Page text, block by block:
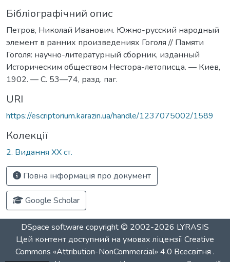
Бібліографічний опис
Петров, Николай Иванович. Южно-русский народный
элемент в ранних произведениях Гоголя // Памяти
Гоголя: научно-литературный сборник, изданный
Историческим обществом Нестора-летописца. — Киев,
1902. — С. 53—74, разд. паг.
URI
https://escriptorium.karazin.ua/handle/1237075002/1589
Колекції
2. Видання ХХ ст.
Повна інформація про документ
Google Scholar
DSpace software copyright © 2002-2026 LYRASIS
Цей контент доступний на умовах ліцензіїCreative
Commons «Attribution-NonCommercial» 4.0 Всесвітня .